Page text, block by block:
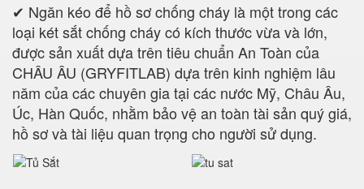
✔ Ngăn kéo để hồ sơ chống cháy là một trong các
loại két sắt chống cháy có kích thước vừa và lớn,
được sản xuất dựa trên tiêu chuẩn An Toàn của
CHÂU ÂU (GRYFITLAB) dựa trên kinh nghiệm lâu
năm của các chuyên gia tại các nước Mỹ, Châu Âu,
Úc, Hàn Quốc, nhằm bảo vệ an toàn tài sản quý giá,
hồ sơ và tài liệu quan trọng cho người sử dụng.